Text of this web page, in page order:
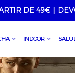
DE 49€ |
INDOOR